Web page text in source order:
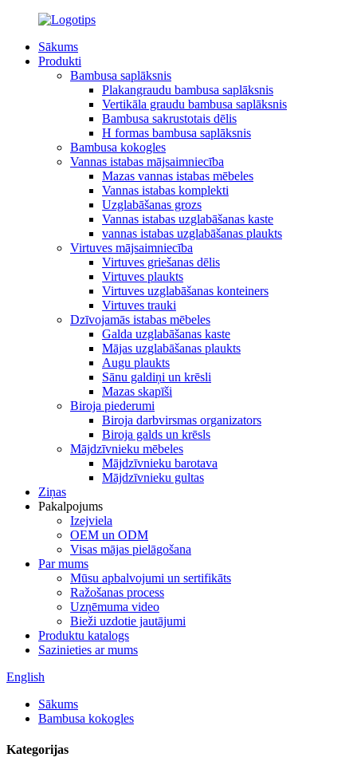
Sākums
Produkti
Bambusa saplāksnis
Plakangraudu bambusa saplāksnis
Vertikāla graudu bambusa saplāksnis
Bambusa sakrustotais dēlis
H formas bambusa saplāksnis
Bambusa kokogles
Vannas istabas mājsaimniecība
Mazas vannas istabas mēbeles
Vannas istabas komplekti
Uzglabāšanas grozs
Vannas istabas uzglabāšanas kaste
vannas istabas uzglabāšanas plaukts
Virtuves mājsaimniecība
Virtuves griešanas dēlis
Virtuves plaukts
Virtuves uzglabāšanas konteiners
Virtuves trauki
Dzīvojamās istabas mēbeles
Galda uzglabāšanas kaste
Mājas uzglabāšanas plaukts
Augu plaukts
Sānu galdiņi un krēsli
Mazas skapīši
Biroja piederumi
Biroja darbvirsmas organizators
Biroja galds un krēsls
Mājdzīvnieku mēbeles
Mājdzīvnieku barotava
Mājdzīvnieku gultas
Ziņas
Pakalpojums
Izejviela
OEM un ODM
Visas mājas pielāgošana
Par mums
Mūsu apbalvojumi un sertifikāts
Ražošanas process
Uzņēmuma video
Bieži uzdotie jautājumi
Produktu katalogs
Sazinieties ar mums
English
Sākums
Bambusa kokogles
Kategorijas